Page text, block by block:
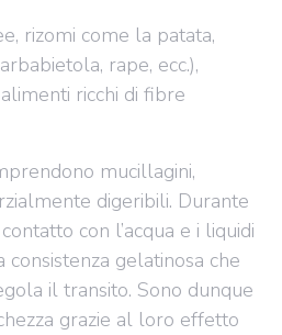
rizomi come la patata,
rape, ecc.),
ricchi di fibre
mucillagini,
digeribili. Durante
con l’acqua e i liquidi
consistenza gelatinosa che
il transito. Sono dunque
grazie al loro effetto